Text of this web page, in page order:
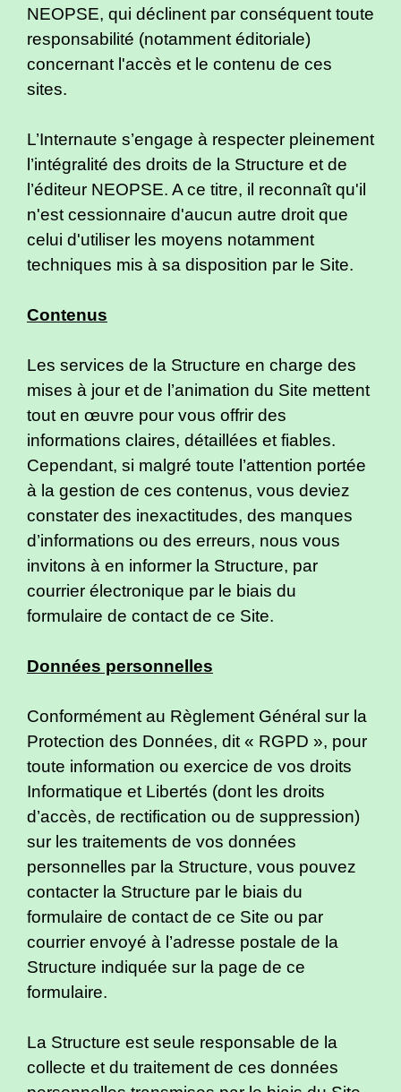
NEOPSE, qui déclinent par conséquent toute
responsabilité (notamment éditoriale)
concernant l'accès et le contenu de ces
sites.
L’Internaute s’engage à respecter pleinement
l’intégralité des droits de la Structure et de
l’éditeur NEOPSE. A ce titre, il reconnaît qu'il
n'est cessionnaire d'aucun autre droit que
celui d'utiliser les moyens notamment
techniques mis à sa disposition par le Site.
Contenus
Les services de la Structure en charge des
mises à jour et de l’animation du Site mettent
tout en œuvre pour vous offrir des
informations claires, détaillées et fiables.
Cependant, si malgré toute l’attention portée
à la gestion de ces contenus, vous deviez
constater des inexactitudes, des manques
d’informations ou des erreurs, nous vous
invitons à en informer la Structure, par
courrier électronique par le biais du
formulaire de contact de ce Site.
Données personnelles
Conformément au Règlement Général sur la
Protection des Données, dit « RGPD », pour
toute information ou exercice de vos droits
Informatique et Libertés (dont les droits
d’accès, de rectification ou de suppression)
sur les traitements de vos données
personnelles par la Structure, vous pouvez
contacter la Structure par le biais du
formulaire de contact de ce Site ou par
courrier envoyé à l’adresse postale de la
Structure indiquée sur la page de ce
formulaire.
La Structure est seule responsable de la
collecte et du traitement de ces données